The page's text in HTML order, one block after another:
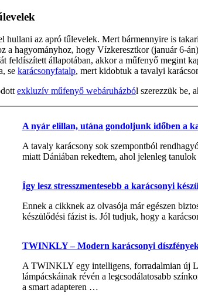
hullani az apró tűlevelek. Mert bármennyire is
a hagyományhoz, hogy Vízkeresztkor (január 6-
feldíszített állapotában, akkor a műfenyő megint
se karácsonyfatalp, mert kidobtuk a tavalyi
exkluzív műfenyő webáruházból szerezzük be,
A nyár elillan, utána gondoljunk időben a
A tavaly karácsony sok szempontból
miatt Dániában rekedtem, ahol jelenleg
Így lesz stresszmentesebb a karácsonyi
Ennek a cikknek az olvasója már egészen
készülődési fázist is. Jól tudjuk, hogy a
TWINKLY – Modern karácsonyi
A TWINKLY egy intelligens, forradalmian új
lámpácskáinak révén a legcsodálatosabb
a smart adapteren …